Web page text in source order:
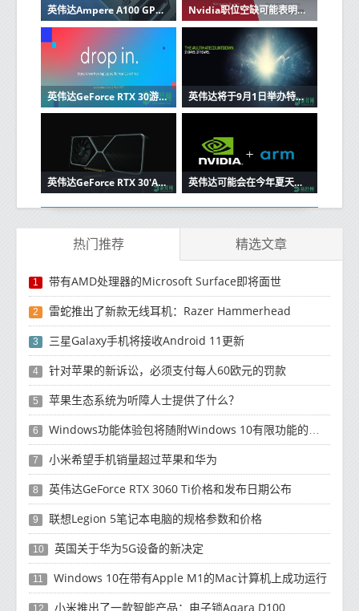
英伟达Ampere A100 GPU打破16条AI世界纪录，比Volta V100快4.2倍 Nvidia职位空缺可能表明新的Nintendo Switch
英伟达GeForce RTX 30游戏显卡，RTX 3080 Ti将于9月9日推出 英伟达将于9月1日举办特别活动，将宣布下一代游戏'GeForce RTX'图形卡
英伟达GeForce RTX 30'Ampere'图形卡传闻：两倍于图灵的光线追踪和DLSS性能 英伟达可能会在今年夏天结束之前收购ARM
热门推荐 精选文章
1 带有AMD处理器的Microsoft Surface即将面世
2 雷蛇推出了新款无线耳机：Razer Hammerhead
3 三星Galaxy手机将接收Android 11更新
4 针对苹果的新诉讼，必须支付每人60欧元的罚款
5 苹果生态系统为听障人士提供了什么？
6 Windows功能体验包将随附Windows 10有限功能的更新
7 小米希望手机销量超过苹果和华为
8 英伟达GeForce RTX 3060 Ti价格和发布日期公布
9 联想Legion 5笔记本电脑的规格参数和价格
10 英国关于华为5G设备的新决定
11 Windows 10在带有Apple M1的Mac计算机上成功运行
小米推出了一款智能产品：电子锁Aqara D100